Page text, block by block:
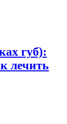
губ):
лечить